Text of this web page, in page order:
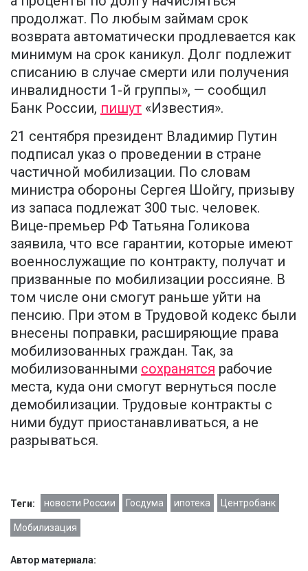
продолжат. По любым займам срок
возврата автоматически продлевается как
минимум на срок каникул. Долг подлежит
списанию в случае смерти или получения
инвалидности 1-й группы», — сообщил
Банк России, пишут «Известия».
21 сентября президент Владимир Путин
подписал указ о проведении в стране
частичной мобилизации. По словам
министра обороны Сергея Шойгу, призыву
из запаса подлежат 300 тыс. человек.
Вице-премьер РФ Татьяна Голикова
заявила, что все гарантии, которые имеют
военнослужащие по контракту, получат и
призванные по мобилизации россияне. В
том числе они смогут раньше уйти на
пенсию. При этом в Трудовой кодекс были
внесены поправки, расширяющие права
мобилизованных граждан. Так, за
мобилизованными сохранятся рабочие
места, куда они смогут вернуться после
демобилизации. Трудовые контракты с
ними будут приостанавливаться, а не
разрываться.
Теги: новости России Госдума ипотека Центробанк
Мобилизация
Автор материала: